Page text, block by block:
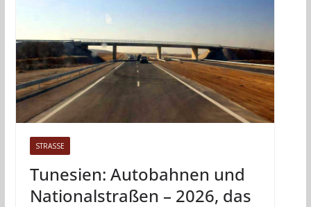
STRASSE
Tunesien: Autobahnen und
Nationalstraßen – 2026, das